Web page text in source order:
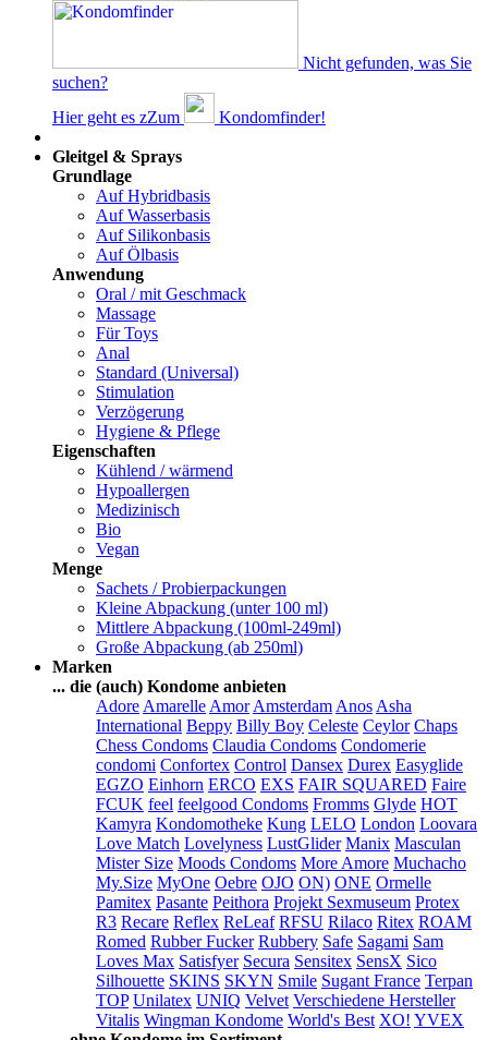
Nicht gefunden, was Sie
suchen?
Hier geht es zZum
Kondomfinder!
Gleitgel & Sprays
Grundlage
Auf Hybridbasis
Auf Wasserbasis
Auf Silikonbasis
Auf Ölbasis
Anwendung
Oral / mit Geschmack
Massage
Für Toys
Anal
Standard (Universal)
Stimulation
Verzögerung
Hygiene & Pflege
Eigenschaften
Kühlend / wärmend
Hypoallergen
Medizinisch
Bio
Vegan
Menge
Sachets / Probierpackungen
Kleine Abpackung (unter 100 ml)
Mittlere Abpackung (100ml-249ml)
Große Abpackung (ab 250ml)
Marken
... die (auch) Kondome anbieten
Adore Amarelle Amor Amsterdam Anos Asha
International Beppy Billy Boy Celeste Ceylor Chaps
Chess Condoms Claudia Condoms Condomerie
condomi Confortex Control Dansex Durex Easyglide
EGZO Einhorn ERCO EXS FAIR SQUARED Faire
FCUK feel feelgood Condoms Fromms Glyde HOT
Kamyra Kondomotheke Kung LELO London Loovara
Love Match Lovelyness LustGlider Manix Masculan
Mister Size Moods Condoms More Amore Muchacho
My.Size MyOne Oebre OJO ON) ONE Ormelle
Pamitex Pasante Peithora Projekt Sexmuseum Protex
R3 Recare Reflex ReLeaf RFSU Rilaco Ritex ROAM
Romed Rubber Fucker Rubbery Safe Sagami Sam
Loves Max Satisfyer Secura Sensitex SensX Sico
Silhouette SKINS SKYN Smile Sugant France Terpan
TOP Unilatex UNIQ Velvet Verschiedene Hersteller
Vitalis Wingman Kondome World's Best XO! YVEX